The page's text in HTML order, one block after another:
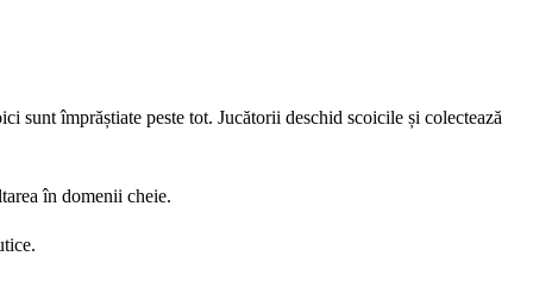
sunt împrăștiate peste tot. Jucătorii deschid scoicile și colectează
în domenii cheie.